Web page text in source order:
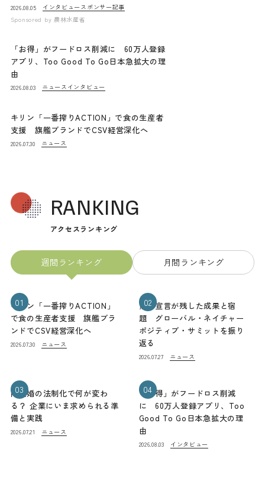
2026.08.05 インタビュー スポンサー記事
Sponsored by 農林水産省
「お得」がフードロス削減に 60万人登録
アプリ、Too Good To Go日本急拡大の理
由
2026.08.03 ニュース インタビュー
キリン「一番搾りACTION」で食の生産者
支援 旗艦ブランドでCSV経営深化へ
2026.07.30 ニュース
RANKING
アクセスランキング
週間ランキング 月間ランキング
01
キリン「一番搾りACTION」
で食の生産者支援 旗艦ブラ
ンドでCSV経営深化へ
2026.07.30 ニュース
02
熊本宣言が残した成果と宿
題 グローバル・ネイチャー
ポジティブ・サミットを振り
返る
2026.07.27 ニュース
03
同性婚の法制化で何が変わ
る？ 企業にいま求められる準
備と実践
2026.07.21 ニュース
04
「お得」がフードロス削減
に 60万人登録アプリ、Too
Good To Go日本急拡大の理
由
2026.08.03 インタビュー